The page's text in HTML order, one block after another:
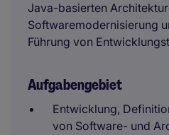
Java-basierten
Softwaremodernisierung
Führung von
Aufgabengebiet
Entwicklung,
von Software- und